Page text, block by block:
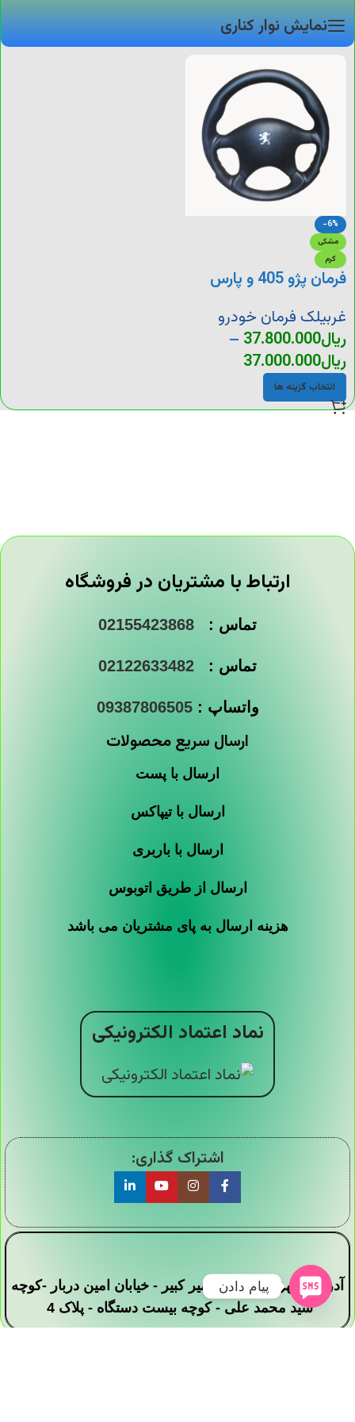
نمایش نوار کناری
-6%
مشکی
کرم
فرمان پژو 405 و پارس
غربیلک فرمان خودرو
ریال37.800.000
–
ریال37.000.000
انتخاب گزینه ها
ارتباط با مشتریان در فروشگاه
تماس : 02155423868
تماس : 02122633482
واتساپ :09387806505
ارسال سریع محصولات
ارسال با پست
ارسال با تیپاکس
ارسال با باربری
ارسال از طریق اتوبوس
هزینه ارسال به پای مشتریان می باشد
نماد اعتماد الکترونیکی
اشتراک گذاری:
آدرس : تهران - خیابان امیر کبیر - خیابان امین دربار -کوچه
سید محمد علی - کوچه بیست دستگاه - پلاک 4
پیام دادن